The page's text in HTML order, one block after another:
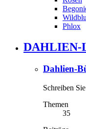
Phlox
DAHLIEN-
Dahlien-
Schreiben
Themen
35